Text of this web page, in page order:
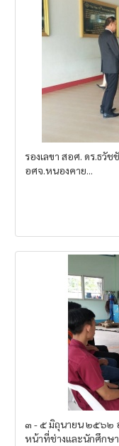
รองเลขา สอศ. ดร.ธ
อศจ.หนองคาย...
๓ - ๕ มิถุนายน ๒๕๖๒
หน้าที่ช่างและนักศึกษา